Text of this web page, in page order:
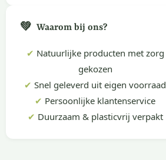
💚 Waarom bij ons?
✔ Natuurlijke producten met zorg
gekozen
✔ Snel geleverd uit eigen voorraad
✔ Persoonlijke klantenservice
✔ Duurzaam & plasticvrij verpakt